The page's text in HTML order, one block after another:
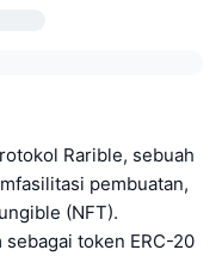
Rarible, sebuah
pembuatan,
(NFT).
token ERC-20